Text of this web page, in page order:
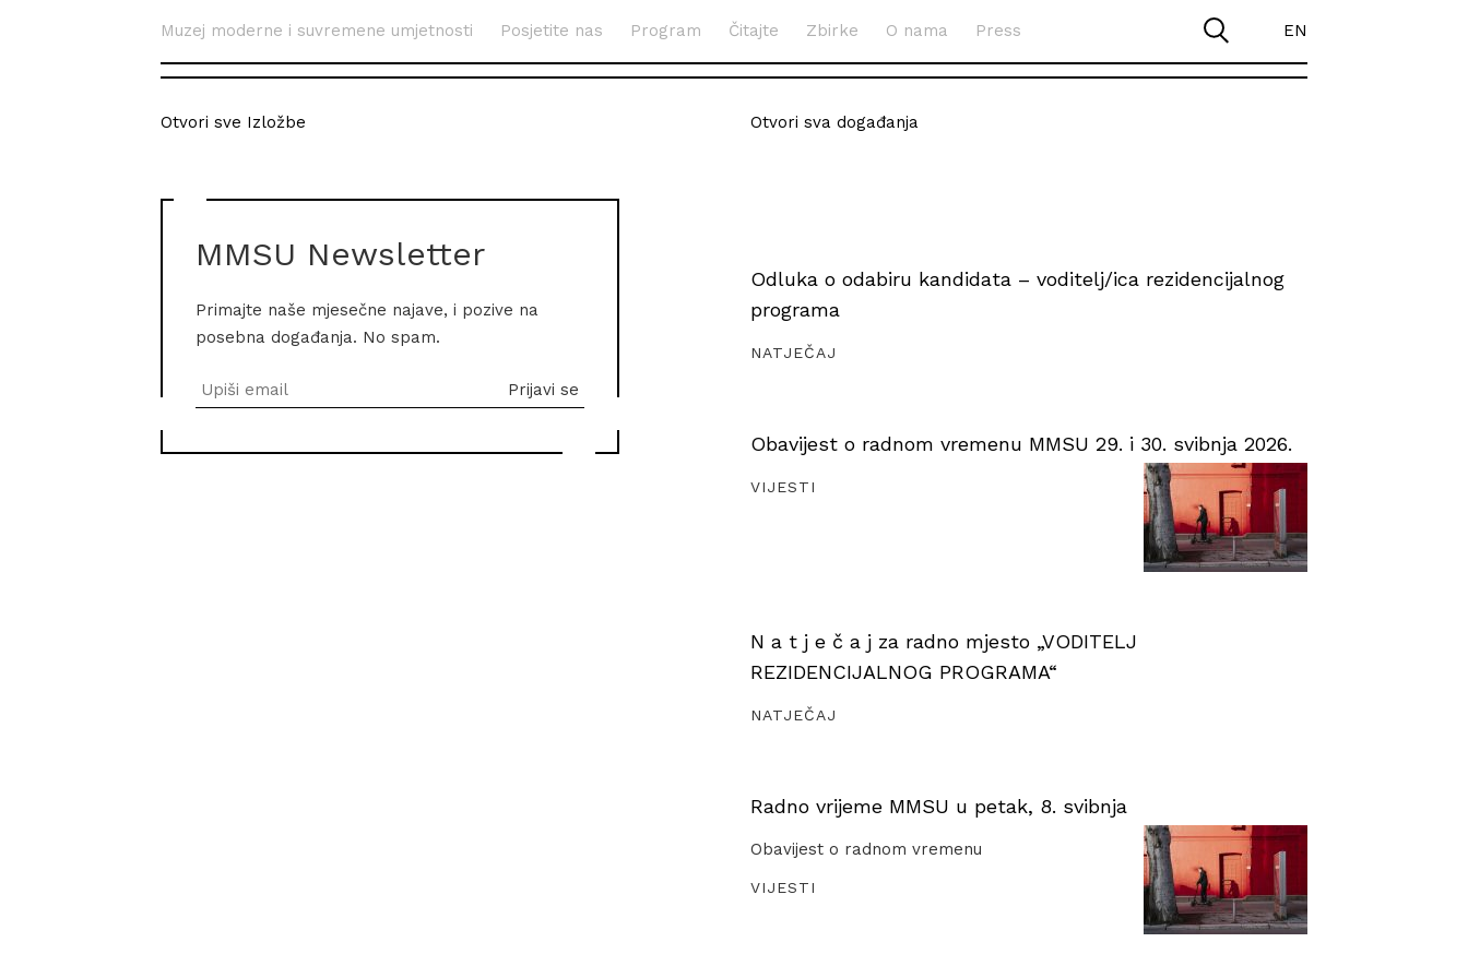
Muzej moderne i suvremene umjetnosti Posjetite nas Program Čitajte Zbirke O nama Press EN
Otvori sve Izložbe
MMSU Newsletter
Primajte naše mjesečne najave, i pozive na
posebna događanja. No spam.
Otvori sva događanja
Odluka o odabiru kandidata – voditelj/ica rezidencijalnog
programa
NATJEČAJ
Obavijest o radnom vremenu MMSU 29. i 30. svibnja 2026.
VIJESTI
N a t j e č a j za radno mjesto „VODITELJ
REZIDENCIJALNOG PROGRAMA“
NATJEČAJ
Radno vrijeme MMSU u petak, 8. svibnja
Obavijest o radnom vremenu
VIJESTI